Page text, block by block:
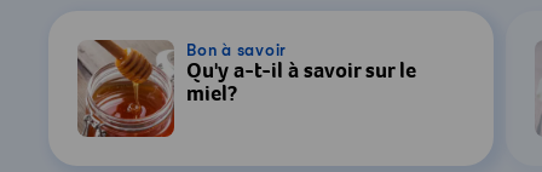
Bon à savoir
Qu'y a-t-il à savoir sur le
miel?